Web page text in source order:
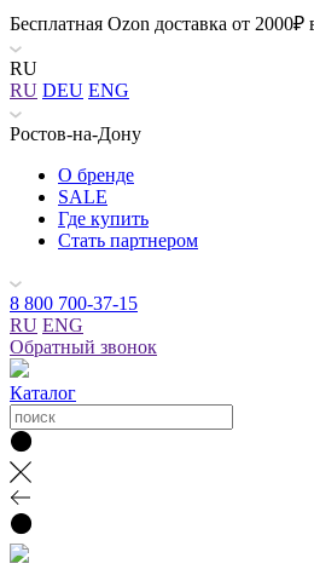
Бесплатная Ozon доставка
RU
RU DEU ENG
Ростов-на-Дону
О бренде
SALE
Где купить
Стать партнером
8 800 700-37-15
RU ENG
Обратный звонок
Каталог